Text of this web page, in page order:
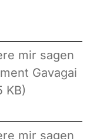
mir sagen
Gavagai
KB)
mir sagen